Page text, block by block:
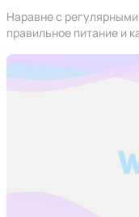
Наравне с
правильное питание и